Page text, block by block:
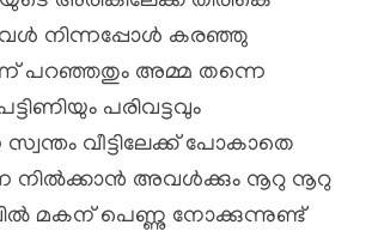
നിന്നപ്പോൾ കരഞ്ഞു
പറഞ്ഞതും അമ്മ തന്നെ
പരിവട്ടവും
വീട്ടിലേക്ക് പോകാതെ
നിൽക്കാൻ അവൾക്കും നൂറു നൂറു
മകന് പെണ്ണു നോക്കുന്നുണ്ട്